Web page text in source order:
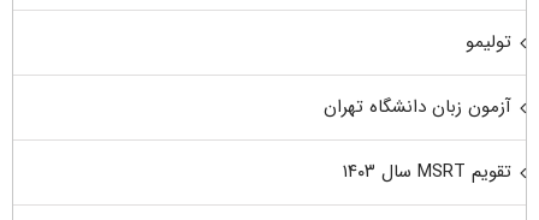
تولیمو
آزمون زبان دانشگاه تهران
تقویم MSRT سال ۱۴۰۳